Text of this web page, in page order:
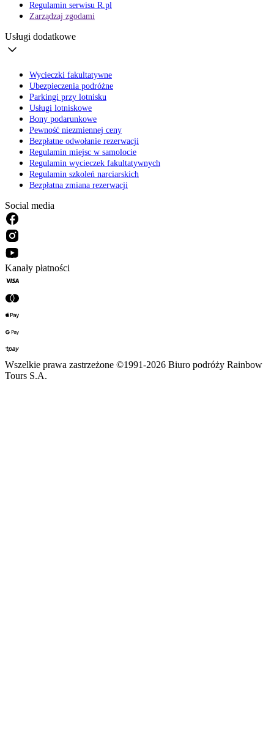
Regulamin serwisu R.pl
Zarządzaj zgodami
Usługi dodatkowe
Wycieczki fakultatywne
Ubezpieczenia podróżne
Parkingi przy lotnisku
Usługi lotniskowe
Bony podarunkowe
Pewność niezmiennej ceny
Bezpłatne odwołanie rezerwacji
Regulamin miejsc w samolocie
Regulamin wycieczek fakultatywnych
Regulamin szkoleń narciarskich
Bezpłatna zmiana rezerwacji
Social media
Kanały płatności
Wszelkie prawa zastrzeżone ©1991-2026 Biuro podróży Rainbow
Tours S.A.